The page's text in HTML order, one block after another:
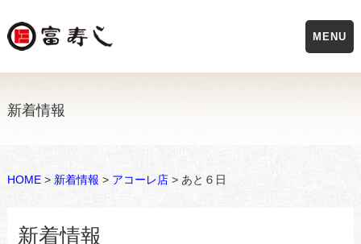
新着情報
HOME> 新着情報 > アコーレ店> あと６日
新着情報
MENU